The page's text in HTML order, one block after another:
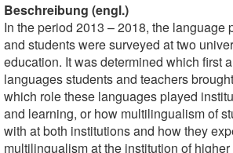
Beschreibung (engl.)
In the period 2013 – 2018, the language
and students were surveyed at two
education. It was determined which first
languages students and teachers
which role these languages played
and learning, or how multilingualism of
with at both institutions and how they
multilingualism at the institution of